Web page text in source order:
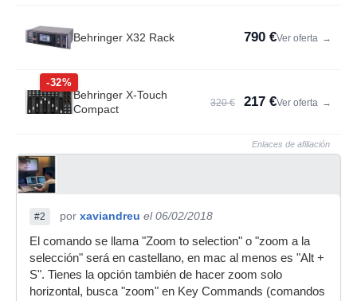
Behringer X32 Rack 790 €Ver oferta →
-32%
Behringer X-Touch
Compact
320 € 217 €Ver oferta →
Enlaces de afiliación
#2 por xaviandreu el 06/02/2018
El comando se llama "Zoom to selection" o "zoom a la
selección" será en castellano, en mac al menos es "Alt +
S". Tienes la opción también de hacer zoom solo
horizontal, busca "zoom" en Key Commands (comandos